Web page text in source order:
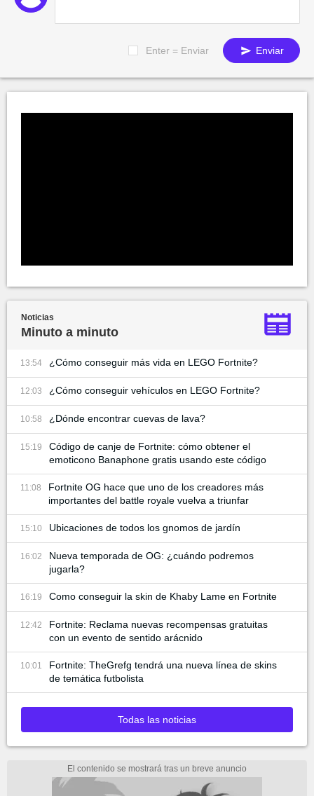
Enter = Enviar Enviar
Noticias
Minuto a minuto
13:54 ¿Cómo conseguir más vida en LEGO Fortnite?
12:03 ¿Cómo conseguir vehículos en LEGO Fortnite?
10:58 ¿Dónde encontrar cuevas de lava?
15:19
Código de canje de Fortnite: cómo obtener el
emoticono Banaphone gratis usando este código
11:08
Fortnite OG hace que uno de los creadores más
importantes del battle royale vuelva a triunfar
15:10 Ubicaciones de todos los gnomos de jardín
16:02
Nueva temporada de OG: ¿cuándo podremos
jugarla?
16:19 Como conseguir la skin de Khaby Lame en Fortnite
12:42
Fortnite: Reclama nuevas recompensas gratuitas
con un evento de sentido arácnido
10:01
Fortnite: TheGrefg tendrá una nueva línea de skins
de temática futbolista
Todas las noticias